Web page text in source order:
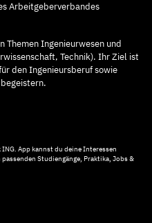
Arbeitgeberverbandes
Ingenieurwesen und
Technik). Ihr Ziel ist
den Ingenieursberuf sowie
App kannst du deine Interessen
Studiengänge, Praktika, Jobs &